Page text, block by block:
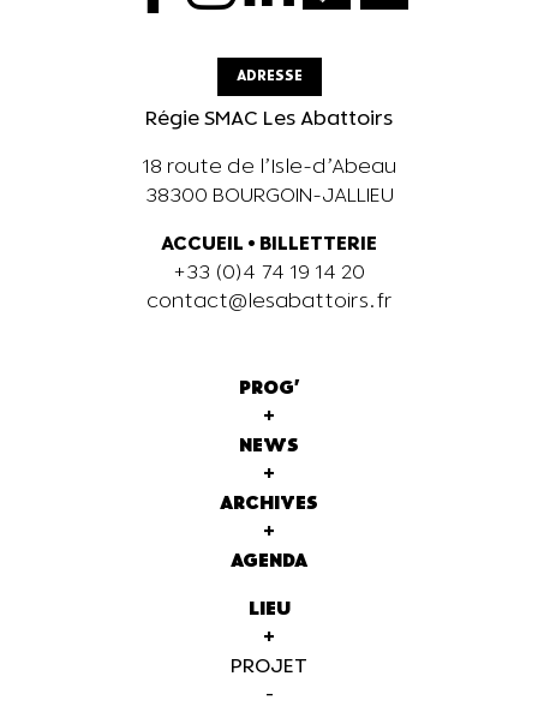
ADRESSE
Régie SMAC Les Abattoirs
18 route de l’Isle-d’Abeau
38300 BOURGOIN-JALLIEU
ACCUEIL • BILLETTERIE
+33 (0)4 74 19 14 20
contact@lesabattoirs.fr
PROG'
+
NEWS
+
ARCHIVES
+
AGENDA
LIEU
+
PROJET
-